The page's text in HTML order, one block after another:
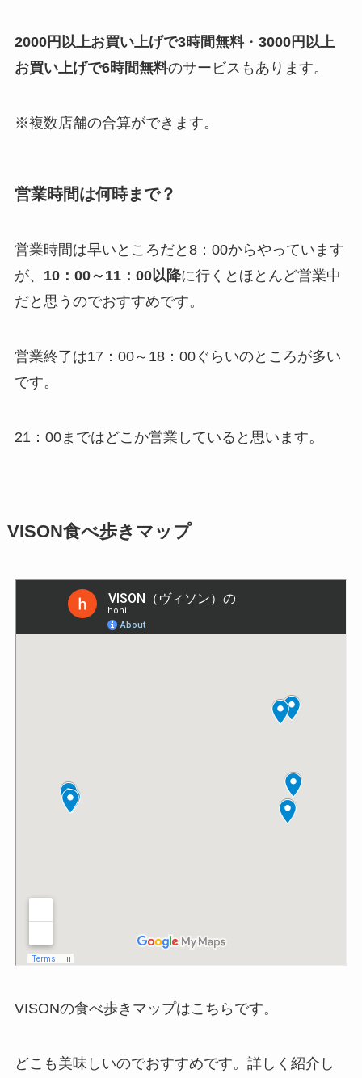
2000円以上お買い上げで3時間無料・ 3000円以上
お買い上げで6時間無料のサービスもあります。
※複数店舗の合算ができます。
営業時間は何時まで？
営業時間は早いところだと8：00からやっています
が、 10：00～11：00以降に行くとほとんど営業中
だと思うのでおすすめです。
営業終了は17：00～18：00ぐらいのところが多い
です。
21：00まではどこか営業していると思います。
VISON食べ歩きマップ
VISONの食べ歩きマップはこちらです。
どこも美味しいのでおすすめです。詳しく紹介し